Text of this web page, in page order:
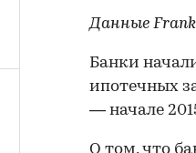
Данные Frank
Банки
ипотечных
— начале